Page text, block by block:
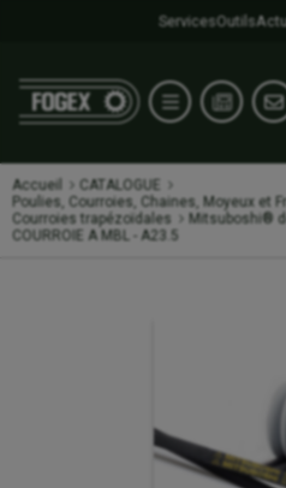
ServicesOutils
Accueil
CATALOGUE
Poulies, Courroies, Chaines, Moyeux et
Courroies trapézoïdales
Mitsuboshi®
COURROIE A MBL - A23.5